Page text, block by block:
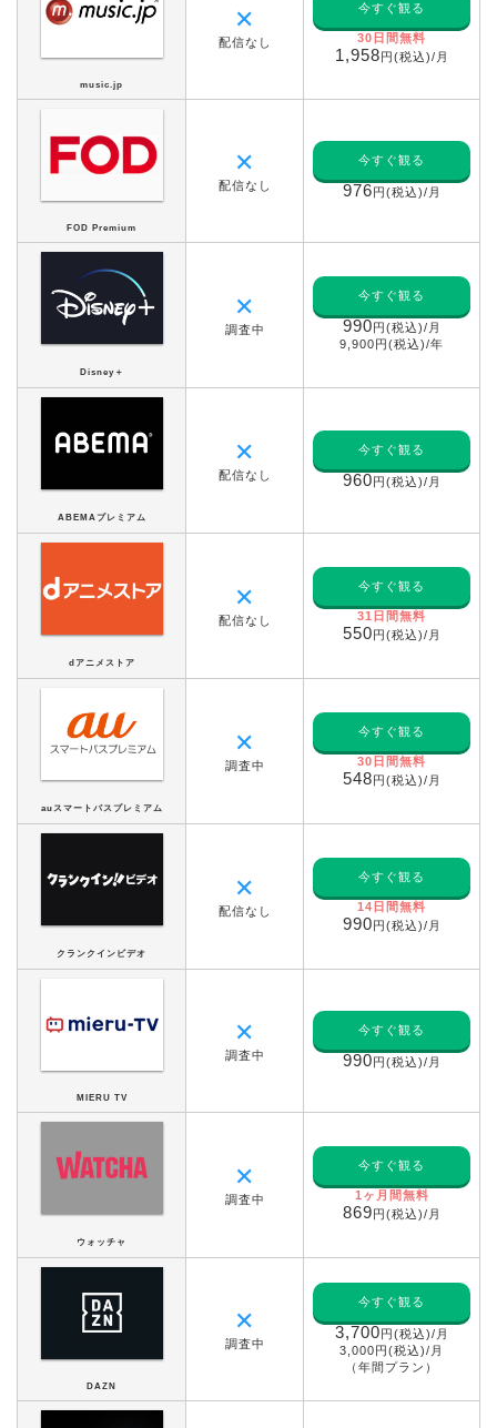
music.jp
✕
配信なし
今すぐ観る
30日間無料
1,958 円(税込)/月
FOD Premium
✕
配信なし
今すぐ観る
976 円(税込)/月
Disney＋
✕
調査中
今すぐ観る
990 円(税込)/月
9,900円(税込)/年
ABEMAプレミアム
✕
配信なし
今すぐ観る
960 円(税込)/月
dアニメストア
✕
配信なし
今すぐ観る
31日間無料
550 円(税込)/月
auスマートパスプレミアム
✕
調査中
今すぐ観る
30日間無料
548 円(税込)/月
クランクインビデオ
✕
配信なし
今すぐ観る
14日間無料
990 円(税込)/月
MIERU TV
✕
調査中
今すぐ観る
990 円(税込)/月
ウォッチャ
✕
調査中
今すぐ観る
1ヶ月間無料
869 円(税込)/月
DAZN
✕
調査中
今すぐ観る
3,700 円(税込)/月
3,000円(税込)/月
（年間プラン）